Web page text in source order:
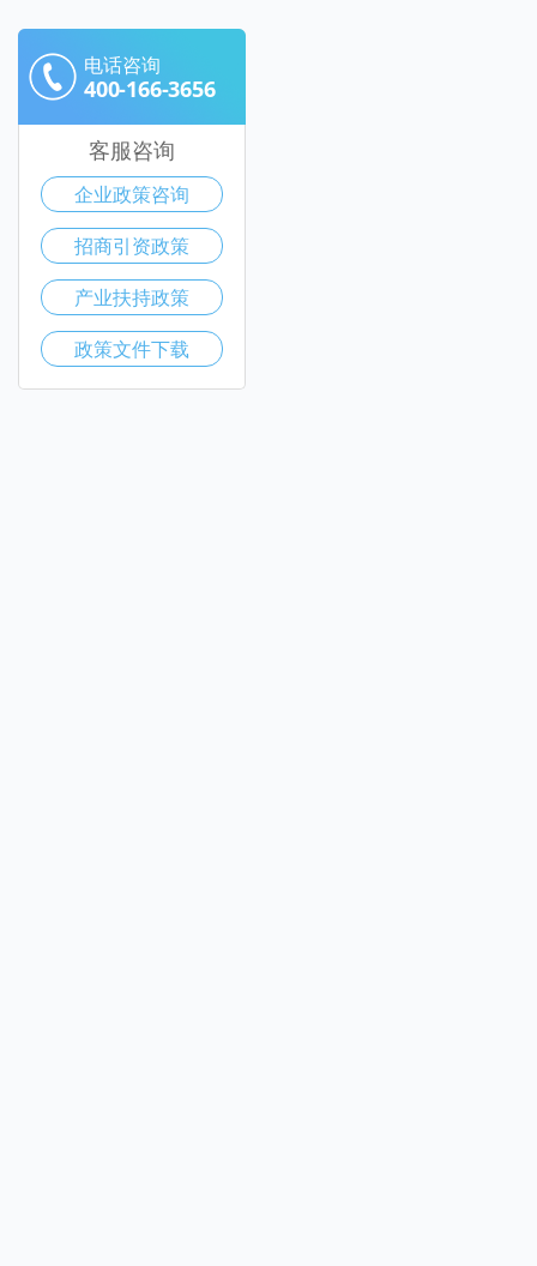
电话咨询
400-166-3656
客服咨询
企业政策咨询
招商引资政策
产业扶持政策
政策文件下载